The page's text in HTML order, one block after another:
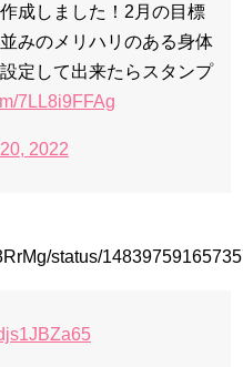
成しました！2月の目標
みのメリハリのある身体
定して出来たらスタンプ
7LL8i9FFAg
2022
status/